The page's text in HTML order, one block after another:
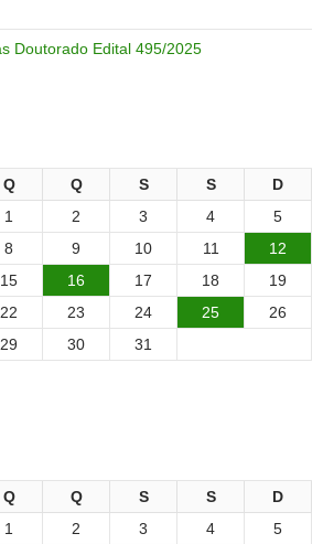
Doutorado Edital 495/2025
Q Q S S
D
1
2 3 4
5
8 9 10 11
12
15 16 17 18
19
22 23 24 25
26
29 30
31
Q Q S S
D
1
2 3 4
5